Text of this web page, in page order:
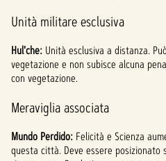
Unità militare esclusiva
Hul'che: Unità esclusiva a distanza.
vegetazione e non subisce alcuna
con vegetazione.
Meraviglia associata
Mundo Perdido: Felicità e Scienza
questa città. Deve essere posizionato